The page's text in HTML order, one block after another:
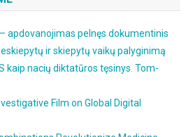
apdovanojimas pelnęs dokumentinis
ir skiepytų vaikų palyginimą
kaip nacių diktatūros tęsinys. Tom-
Film on Global Digital